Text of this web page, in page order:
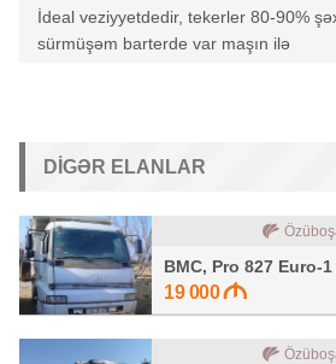
İdeal veziyyetdedir, tekerler 80-90%
sürmüşəm barterde var maşın ilə
DIGƏR ELANLAR
BMC, Pro 827 Euro-1
19 000